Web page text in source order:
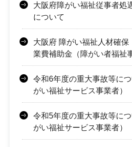
大阪府障がい福祉従事者処
について
大阪府 障がい福祉人材確
業費補助金（障がい者福祉
令和6年度の重大事故等に
がい福祉サービス事業者）
令和5年度の重大事故等に
がい福祉サービス事業者）